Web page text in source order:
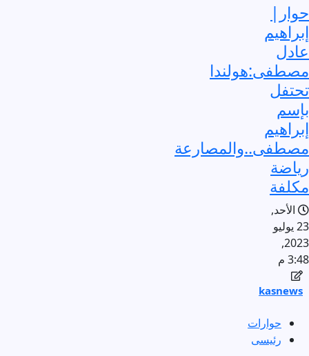
حوار|
إبراهيم
عادل
مصطفى:هولندا
تحتفل
بإسم
إبراهيم
مصطفى..والمصارعة
رياضة
مكلفة
الأحد,
23 يوليو
2023,
3:48 م
kasnews
حوارات
رئيسى